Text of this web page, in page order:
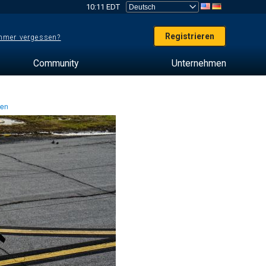
10:11 EDT
vergessen? Registrieren
Community Unternehmen